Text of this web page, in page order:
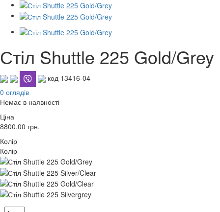
Стіл Shuttle 225 Gold/Grey
код 13416-04
0 оглядів
Немає в наявності
Ціна
8800.00 грн.
Колір
Колір